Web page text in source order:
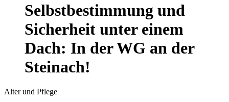
Selbstbestimmung und
Sicherheit unter einem
Dach: In der WG an der
Steinach!
Alter und Pflege